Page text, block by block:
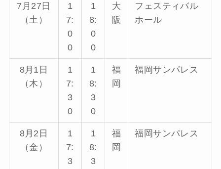
7月27日
（土）
1
7:
0
0
1
8:
0
0
大
阪
フェスティバル
ホール
8月1日
（木）
1
7:
3
0
1
8:
3
0
福
岡
福岡サンパレス
8月2日
（金）
1
7:
3
1
8:
3
福
岡
福岡サンパレス